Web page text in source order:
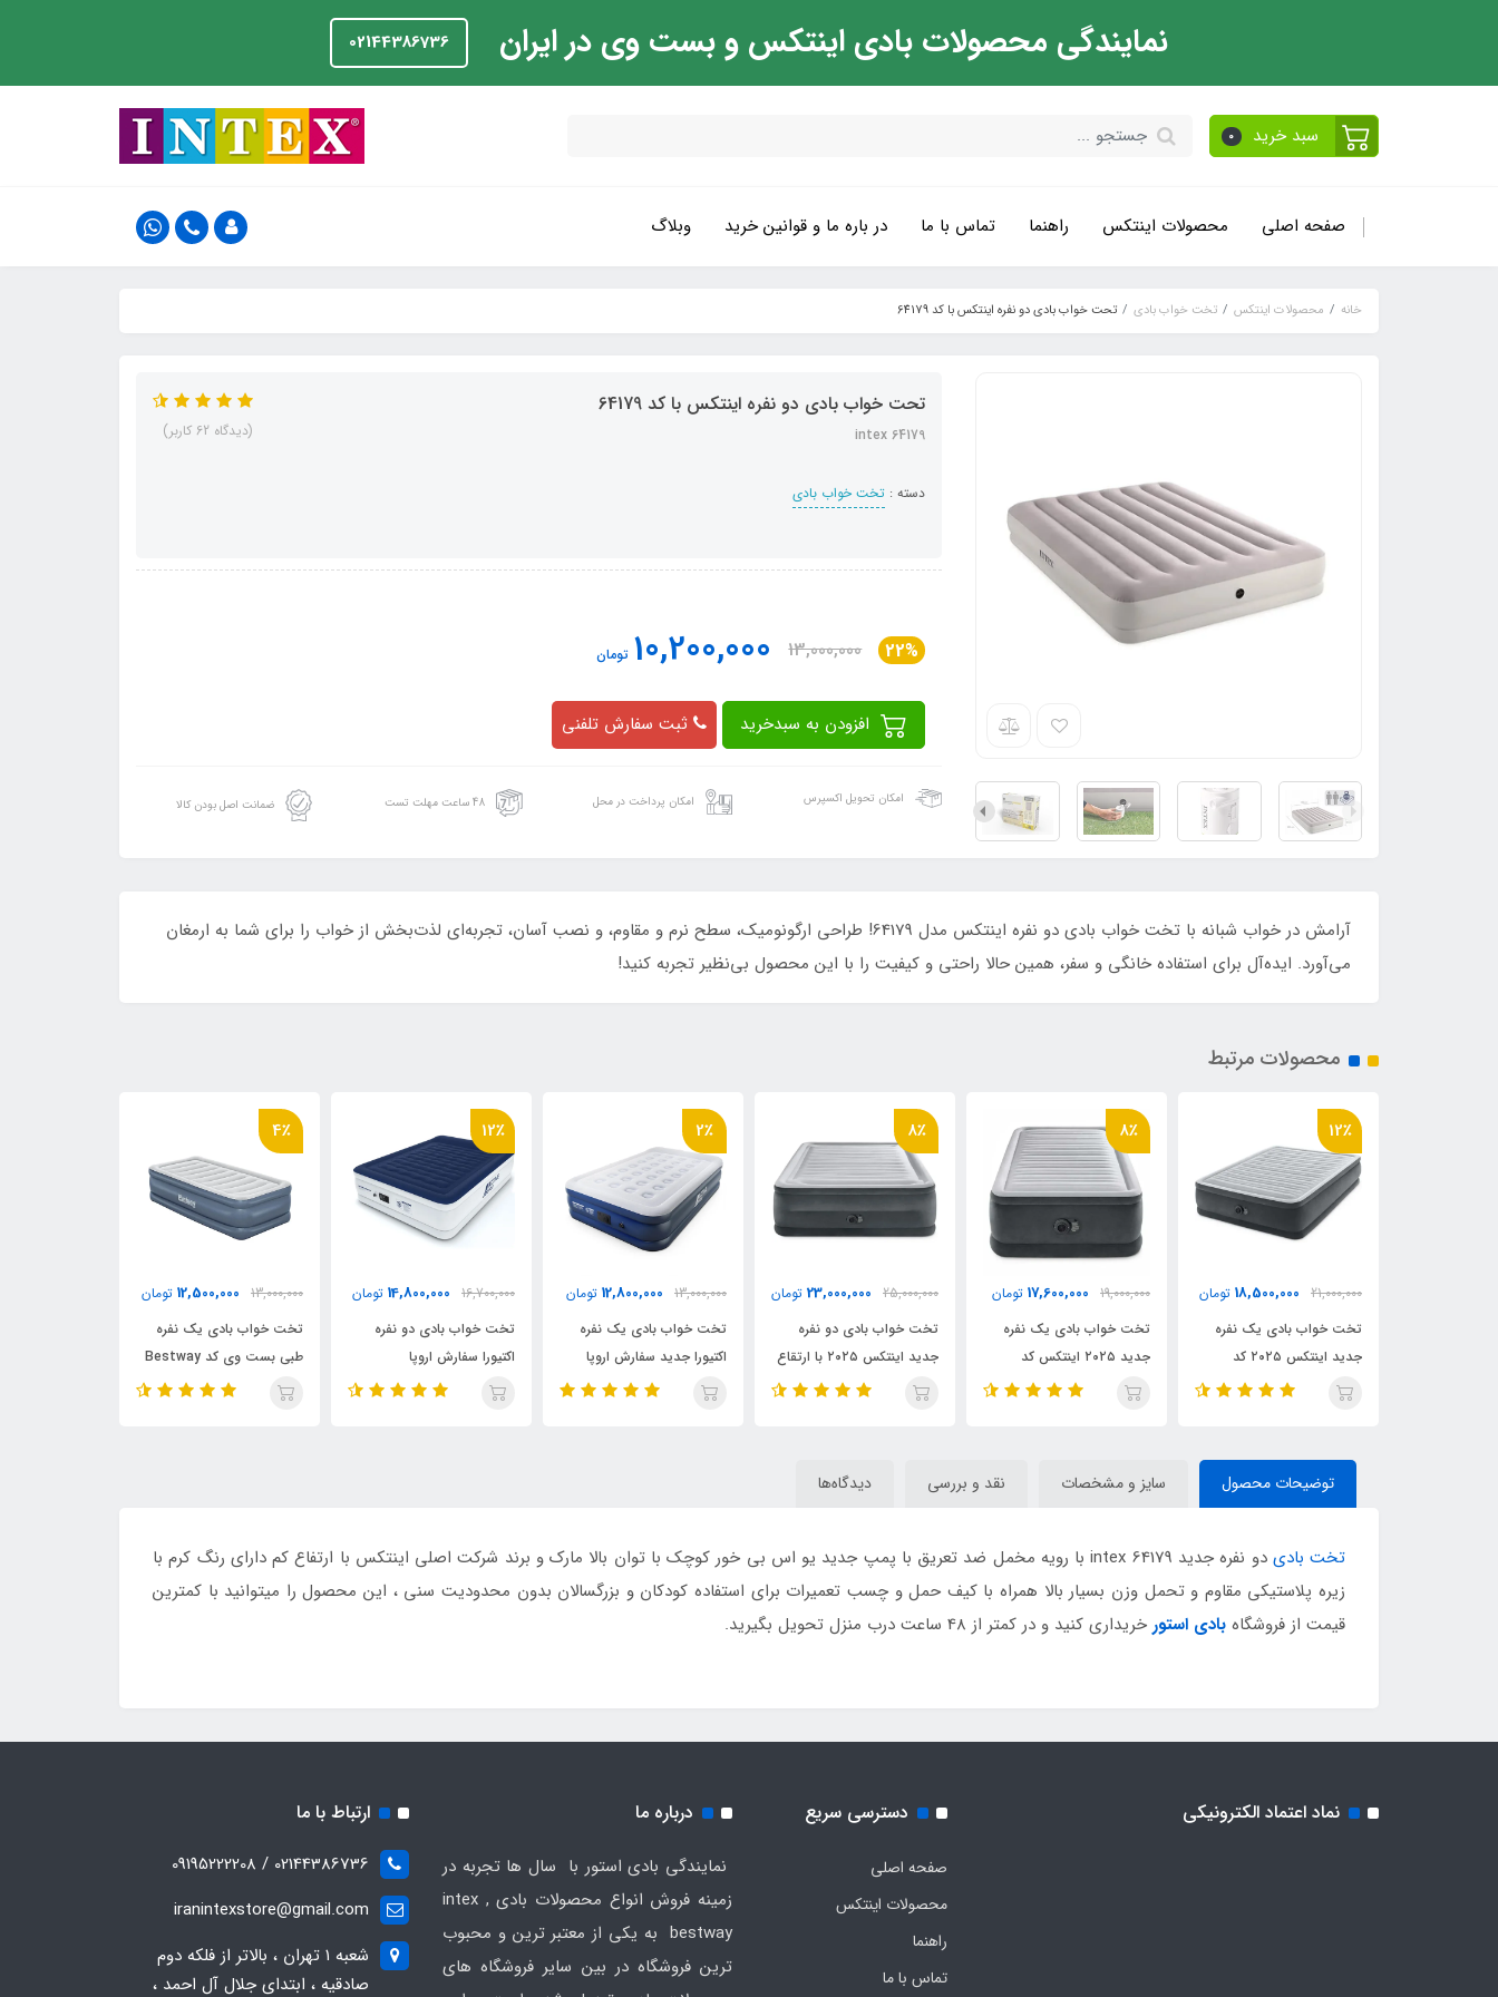
نمایندگی محصولات بادی اینتکس و بست وی در ایران 02144386736
سبد خرید 0
صفحه اصلی محصولات اینتکس راهنما تماس با ما در باره ما و قوانین خرید وبلاگ
خانه محصولات اینتکس تخت خواب بادی تحت خواب بادی دو نفره اینتکس با کد 64179
تحت خواب بادی دو نفره اینتکس با کد 64179
intex 64179
دسته : تخت خواب بادی
(دیدگاه 62 کاربر)
22%
13,000,000
10,200,000 تومان
ثبت سفارش تلفنی
امکان تحویل اکسپرس امکان پرداخت در محل 48 ساعت مهلت تست ضمانت اصل بودن کالا
آرامش در خواب شبانه با تخت خواب بادی دو نفره اینتکس مدل 64179! طراحی ارگونومیک، سطح نرم و مقاوم، و نصب آسان، تجربه‌ای لذت‌بخش از خواب را برای شما به ارمغان
می‌آورد. ایده‌آل برای استفاده خانگی و سفر، همین حالا راحتی و کیفیت را با این محصول بی‌نظیر تجربه کنید!
محصولات مرتبط
تومان
خواب بادی یک نفره
19,000,000
17,600,000
تومان
تخت خواب بادی یک نفره
۶۴۴۱۲ intex
8٪
25,000,000
23,000,000
تومان
تخت خواب بادی دو نفره
جدید اینتکس ۲۰۲۵ با ارتقاع
بلند کد intex 64418
13,000,000
12,800,000
تومان
تخت خواب بادی یک نفره
اکتیورا جدید سفارش اروپا
16,700,000
14,800,000
تومان
تخت خواب بادی دو نفره
اکتیورا سفارش اروپا
4٪
13,000,000
12,500,000
تومان
تخت خواب بادی یک نفره
طبی بست وی کد Bestway
6713G
18,000,000
17,500,000
تخت خواب بادی دو نفره
ارتفاع بلند بست وی کد
bestWay 67614
توضیحات محصول سایز و مشخصات نقد و بررسی دیدگاه‌ها
تخت بادی
دو نفره جدید intex 64179 با رویه مخمل ضد تعریق با پمپ جدید یو اس بی خور کوچک با توان بالا مارک و برند شرکت اصلی اینتکس با ارتفاع کم دارای رنگ کرم با
زیره پلاستیکی مقاوم و تحمل وزن بسیار بالا همراه با کیف حمل و چسب تعمیرات برای استفاده کودکان و بزرگسالان بدون محدودیت سنی ، این محصول را میتوانید با کمترین
قیمت از فروشگاه بادی استور خریداری کنید و در کمتر از 48 ساعت درب منزل تحویل بگیرید.
نماد اعتماد الکترونیکی دسترسی سریع
صفحه اصلی
محصولات اینتکس
راهنما
تماس با ما
درباره ما
نمایندگی بادی استور با سال ها تجربه در
زمینه فروش انواع محصولات بادی intex ,
bestway به یکی از معتبر ترین و محبوب
ترین فروشگاه در بین سایر فروشگاه های
ارتباط با ما
02144386736 / 09195222208
iranintexstore@gmail.com
شعبه ۱ تهران ، بالاتر از فلکه دوم
صادقیه ، ابتدای جلال آل احمد ،